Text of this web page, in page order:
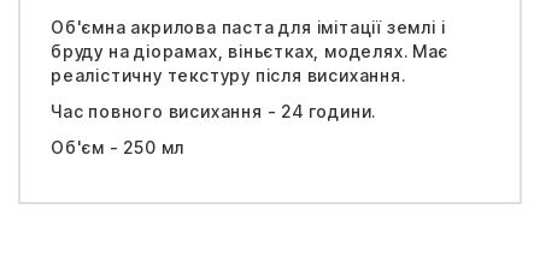
Об'ємна акрилова паста для імітації землі і
бруду на діорамах, віньєтках, моделях. Має
реалістичну текстуру після висихання.
Час повного висихання - 24 години.
Об'єм - 250 мл